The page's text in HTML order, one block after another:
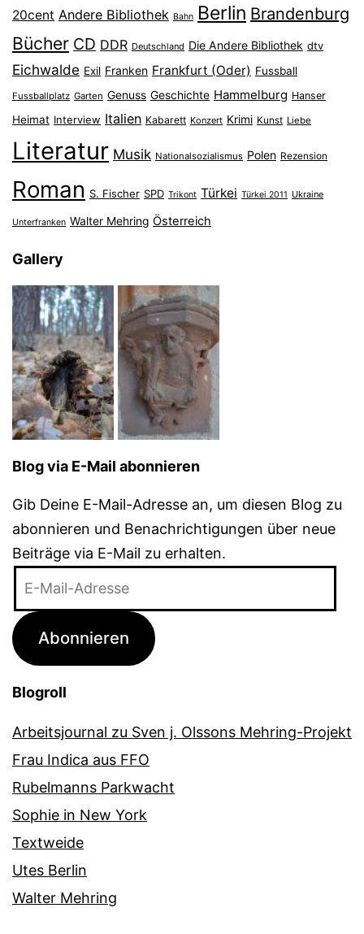
20cent Andere Bibliothek Bahn Berlin Brandenburg
Bücher CD DDR Deutschland Die Andere Bibliothek dtv
Eichwalde Exil Franken Frankfurt (Oder) Fussball
Fussballplatz Garten Genuss Geschichte Hammelburg Hanser
Heimat Interview Italien Kabarett Konzert Krimi Kunst Liebe
Literatur Musik Nationalsozialismus Polen Rezension
Roman S. Fischer SPD Trikont Türkei Türkei 2011 Ukraine
Unterfranken Walter Mehring Österreich
Gallery
Blog via E-Mail abonnieren
Gib Deine E-Mail-Adresse an, um diesen Blog zu
abonnieren und Benachrichtigungen über neue
Beiträge via E-Mail zu erhalten.
Adresse
Abonnieren
Blogroll
Arbeitsjournal zu Sven j. Olssons Mehring-Projekt
Frau Indica aus FFO
Rubelmanns Parkwacht
Sophie in New York
Textweide
Utes Berlin
Walter Mehring